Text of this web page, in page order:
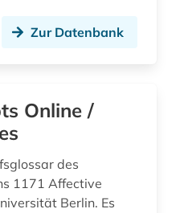
Zur Datenbank
Online /
des
1171 Affective